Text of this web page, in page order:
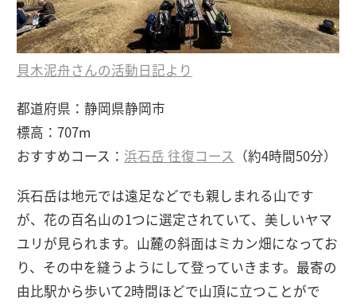
貝木泥舟さんの活動日記より
都道府県：静岡県静岡市
標高：707m
おすすめコース： 浜石岳 往復コース （約4時間50分）
浜石岳は地元では遠足などでも親しまれる山です
が、花の百名山の1つに選定されていて、美しいヤマ
ユリが見られます。山麓の斜面はミカン畑になってお
り、その中を縫うようにして登っていきます。最寄の
由比駅から歩いて2時間ほどで山頂に立つことがで